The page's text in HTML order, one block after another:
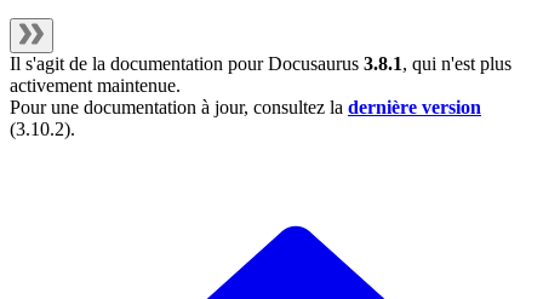
Il s'agit de la documentation pourDocusaurus 3.8.1, qui n'est plus
activement maintenue.
Pour une documentation à jour, consultez la dernière version
(3.10.2).